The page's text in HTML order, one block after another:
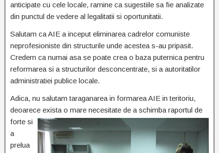
anticipate cu cele locale, ramine ca sugestiile sa fie analizate
din punctul de vedere al legalitatii si oportunitatii.
Salutam ca AIE a inceput eliminarea cadrelor comuniste
neprofesioniste din structurile unde acestea s-au pripasit.
Credem ca numai asa se poate crea o baza puternica pentru
reformarea si a structurilor desconcentrate, si a autoritatilor
administratiei publice locale.
Adica, nu salutam taraganarea in formarea AIE in teritoriu,
deoarece exista o mare necesitate de a schimba raportul de
forte si
a
prelua